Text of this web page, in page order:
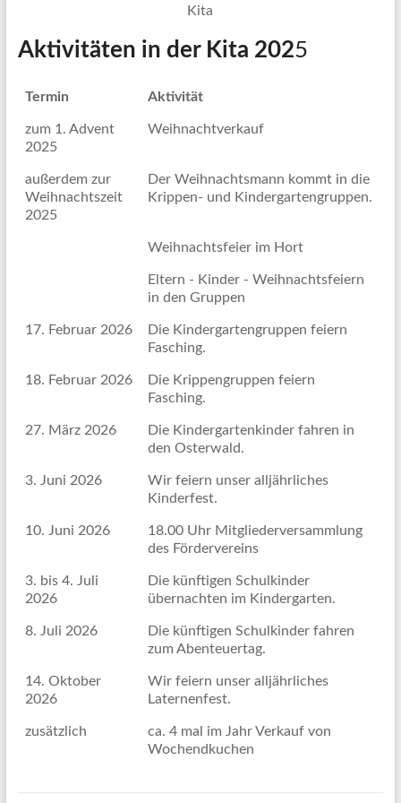
Aktivitäten in der Kita 2025
Termin Aktivität
zum 1. Advent
2025
Weihnachtverkauf
außerdem zur
Weihnachtszeit
2025
Der Weihnachtsmann kommt in die
Krippen- und Kindergartengruppen.
Weihnachtsfeier im Hort
Eltern - Kinder - Weihnachtsfeiern
in den Gruppen
17. Februar 2026
Die Kindergartengruppen feiern
Fasching.
18. Februar 2026
Die Krippengruppen feiern
Fasching.
27. März 2026
Die Kindergartenkinder fahren in
den Osterwald.
3. Juni 2026
Wir feiern unser alljährliches
Kinderfest.
10. Juni 2026
18.00 Uhr Mitgliederversammlung
des Fördervereins
3. bis 4. Juli
2026
Die künftigen Schulkinder
übernachten im Kindergarten.
8. Juli 2026
Die künftigen Schulkinder fahren
zum Abenteuertag.
14. Oktober
2026
Wir feiern unser alljährliches
Laternenfest.
zusätzlich
ca. 4 mal im Jahr Verkauf von
Wochendkuchen